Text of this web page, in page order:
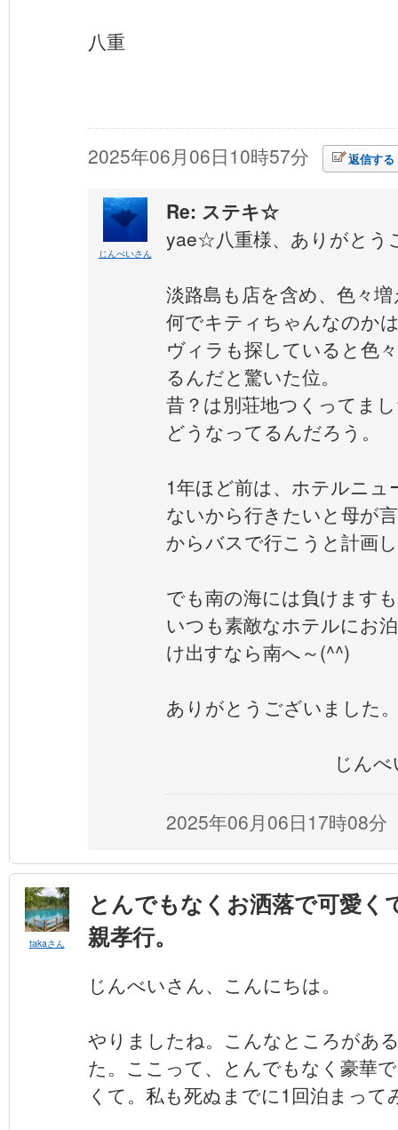
八重
2025年06月06日10時57分 返信する
じんべいさん
Re: ステキ☆
yae☆八重様、ありがとう
淡路島も店を含め、色々
何でキティちゃんなのか
ヴィラも探していると色
るんだと驚いた位。
昔？は別荘地つくってま
どうなってるんだろう。
1年ほど前は、ホテルニ
ないから行きたいと母が
からバスで行こうと計画
でも南の海には負けます
いつも素敵なホテルにお
け出すなら南へ～(^^)
ありがとうございました
じんべ
2025年06月06日17時08分
takaさん
とんでもなくお洒落で可愛く
親孝行。
じんべいさん、こんにちは。
やりましたね。こんなところがあ
た。ここって、とんでもなく豪華
くて。私も死ぬまでに1回泊まって